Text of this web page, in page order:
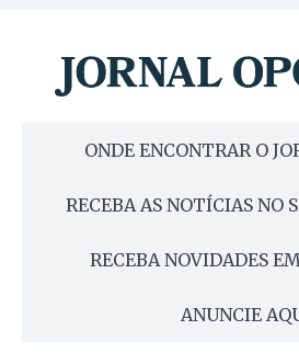
ONDE ENCONTRAR O
RECEBA AS NOTÍCIAS NO
RECEBA NOVIDADES
ANUNCIE